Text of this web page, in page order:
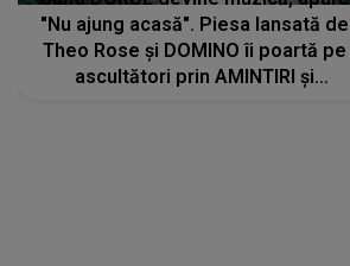
"Nu ajung acasă". Piesa lansată de
Theo Rose și DOMINO îi poartă pe
ascultători prin AMINTIRI și